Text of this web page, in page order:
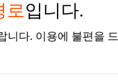
로입니다.
니다. 이용에 불편을 드